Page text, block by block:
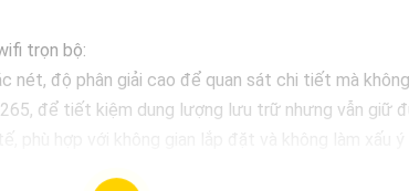
trọn bộ:
nét, độ phân giải cao để quan sát chi tiết mà
để tiết kiệm dung lượng lưu trữ nhưng vẫn giữ